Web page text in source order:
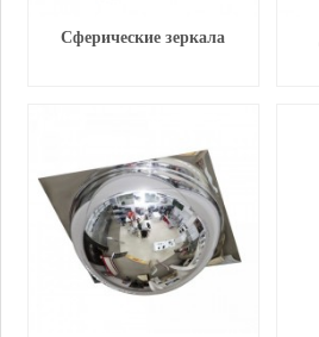
Сферические зеркала